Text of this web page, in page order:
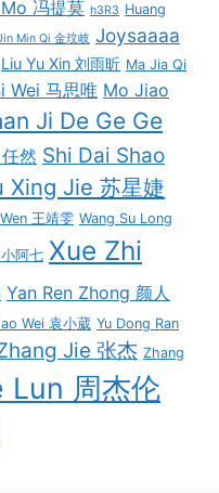
冯提莫 h3R3 Huang
Min Qi 金玟岐 Joysaaaa
Liu Yu Xin 刘雨昕 Ma Jia Qi
Wei 马思唯 Mo Jiao
Ji De Ge Ge
然 Shi Dai Shao
Xing Jie 苏星婕
王靖雯 Wang Su Long
阿七 Xue Zhi
Yan Ren Zhong 颜人
Wei 袁小葳 Yu Dong Ran
Jie 张杰 Zhang
Lun 周杰伦